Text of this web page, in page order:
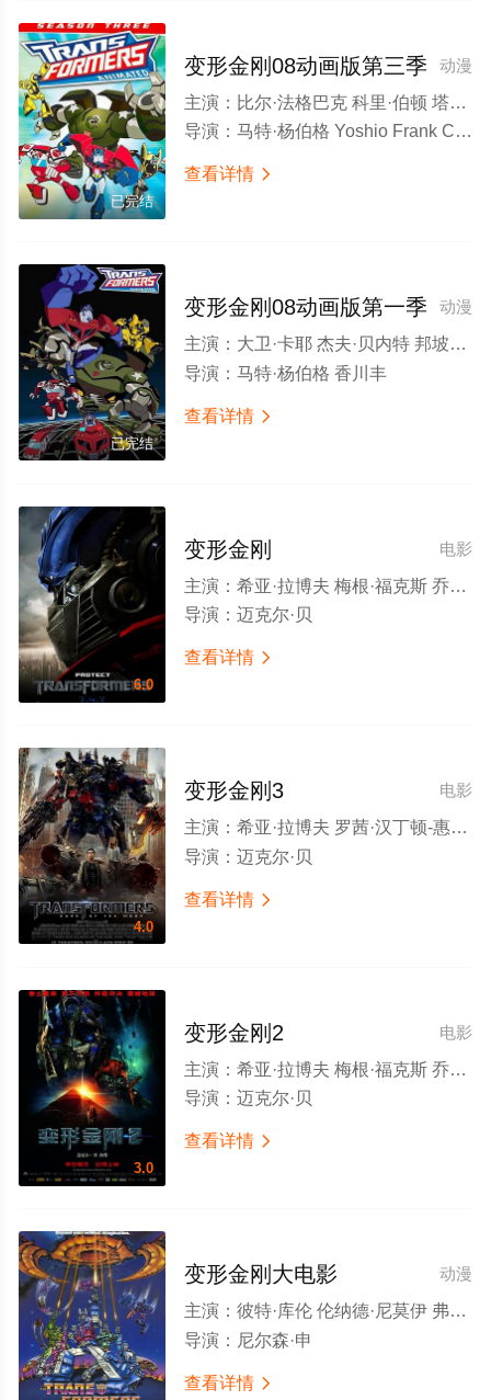
已完结
动漫
变形金刚08动画版第三季
主演： 比尔·法格巴克 科里·伯顿 塔拉·斯特朗 贾德·尼尔森 菲尔·拉马 汤森·科尔曼 杰夫·贝内特 大卫·卡耶 邦坡尔·罗宾逊 苏珊·布卢 John Moschitta Sr. 汤姆·肯尼
导演： 马特·杨伯格 Yoshio Frank Chatani Tetsuro Moronuki 香川丰 Kalvin Lee Shigeru Takahashi Christopher Berkeley Naoto Hashimoto Yosuke Hatta Yutaka Hirata Kentaro Mizuno
查看详情 
已完结
动漫
变形金刚08动画版第一季
主演： 大卫·卡耶 杰夫·贝内特 邦坡尔·罗宾逊 汤姆·肯尼 比尔·法格巴克 科里·伯顿 塔拉·斯特朗 汤森·科尔曼 菲尔·拉马 克里·萨莫 苏珊·布卢 亚历山大·博林斯基 兰斯·亨利克森 彼得·斯特曼 凯斯·索西 佛莱德·威拉特 阿尔·杨科维克 布莱恩·波塞恩 凯文·迈克尔·理查德森 贾德·尼尔森 武井乔治 MacInTalk 劳拉·贝莉
导演： 马特·杨伯格 香川丰
查看详情 
6.0
电影
变形金刚
主演： 希亚·拉博夫 梅根·福克斯 乔什·杜哈明 泰瑞斯·吉布森 瑞切尔·泰勒 安东尼·安德森 强·沃特 约翰·特托罗 迈克尔·奥尼尔 凯文·杜恩 朱丽叶·怀特 阿莫里·诺拉斯科 扎克·沃德 Michael Trisler 里兹万·曼吉 威廉姆·摩根·谢泼德 克里斯托弗·约翰·托马森 伯尼·麦克 Carlos Moreno Jr. 约翰·罗宾森 特拉维斯·范·文克 彼得·雅各布森 格伦·莫肖尔 Frederic Doss 查理·博丁 乔舒华·费恩曼 克里斯·埃里斯 斯蒂芬·福特 迈克尔·肖姆斯·维尔斯 斯科特·皮
导演： 迈克尔·贝
查看详情 
4.0
电影
变形金刚3
主演： 希亚·拉博夫 罗茜·汉丁顿-惠特莉 乔什·杜哈明 约翰·特托罗 泰瑞斯·吉布森 帕特里克·德姆西 弗兰西斯·麦克多蒙德 约翰·马尔科维奇 凯文·杜恩 朱丽叶·怀特 艾伦·图代克 郑肯 格伦·莫肖尔 莱斯特·斯派特 巴兹·奥德林 比尔·奥雷利 拉维尔·伊斯亚诺夫 Dustin Dennard 斯科特·C·罗伊 詹姆斯·D·韦斯顿二世 米卡尔·威戈 肯尼·谢尔德 乔什·凯利 安庆名惠子 拉莫尼卡·加勒特 约翰托宾 拉里·克拉克 汤姆·维图 托马斯·克劳福德 凯文·塞兹摩尔 阿兰·皮特鲁塞泽维斯基 迈克尔·丹尼
导演： 迈克尔·贝
查看详情 
3.0
电影
变形金刚2
主演： 希亚·拉博夫 梅根·福克斯 乔什·杜哈明 泰瑞斯·吉布森 约翰·特托罗 拉蒙·罗德里格兹 凯文·杜恩 朱丽叶·怀特 伊莎贝尔·卢卡斯 约翰·本杰明·西基 马修·马斯登 安德鲁·霍华德 迈克尔·帕帕约翰 格伦·莫肖尔 雷恩·威尔森 凯蒂·洛斯 乔纳森·特兰 阿美莉嘉·奥利沃 阿隆·希尔 加雷布·道普拉西 约翰·桑德福特 克里斯托弗·柯里 卡斯·安瓦尔 迈克尔·本耶尔 迪普·罗伊 斯宾塞·加雷特 阿隆·诺威尔 埃里克·皮尔波特 大卫·鲍 阿隆·鲁斯汀 吉姆·霍尔姆斯 德里克·阿尔瓦拉多 阿莱克斯·费尔南德斯
导演： 迈克尔·贝
查看详情 
动漫
变形金刚大电影
主演： 彼特·库伦 伦纳德·尼莫伊 弗兰克·维尔克 奥逊·威尔斯 贾德·尼尔森 克里斯·拉塔 诺曼·阿尔登 杰克·安杰尔 迈克尔·贝尔 格雷格·白尔杰 苏珊·布卢 科里·伯顿 罗杰·C·卡梅尔 维克多·卡洛里 Regis Cordic 斯加特曼·克罗索斯 Bud Davis Walker Edmiston 保罗·伊丁
导演： 尼尔森·申
查看详情 